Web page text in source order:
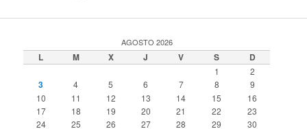
AGOSTO 2026
L M X J V S D
1 2
3 4 5 6 7 8
9
10
11 12 13 14 15
16
17
18 19 20 21 22
23
24
25 26 27 28 29 30